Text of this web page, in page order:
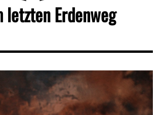
letzten Erdenweg